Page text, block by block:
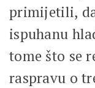
primijetili,
ispuhanu
tome što se
raspravu o